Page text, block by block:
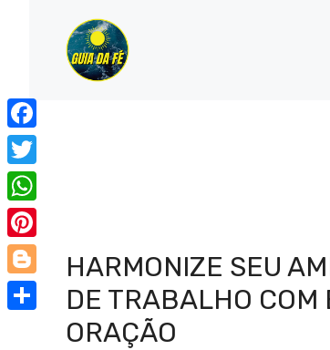
HARMONIZE SEU
DE TRABALHO COM
ORAÇÃO
Facebook
Twitter
WhatsApp
Pinterest
Blogger